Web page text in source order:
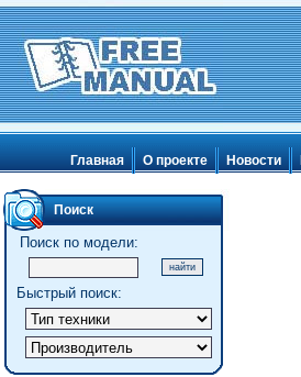
Главная О проекте Новости
Поиск
Поиск по модели:
Быстрый поиск: